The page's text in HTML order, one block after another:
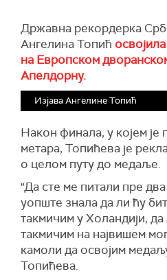
Државна рекордерка
Ангелина Топић
на Европском
Апелдорну.
Изјава Ангелине Топић
Након финала, у којем је
метара, Топићева је
о целом путу до медаље.
"Да сте ме питали пре
уопште знала да ли ћу
такмичим у Холандији,
такмичим на највишем
камоли да освојим
Топићева.